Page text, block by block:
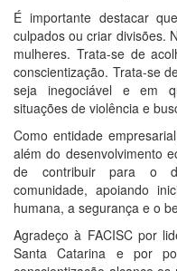
É importante destacar
culpados ou criar divisões.
mulheres. Trata-se de
conscientização. Trata-se
seja inegociável e em
situações de violência e
Como entidade
além do desenvolvimento
de contribuir para o
comunidade, apoiando
humana, a segurança e o
Agradeço à FACISC por
Santa Catarina e por